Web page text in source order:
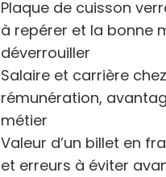
Plaque de cuisson
à repérer et la bonne
déverrouiller
Salaire et carrière
rémunération,
métier
Valeur d’un billet en
et erreurs à éviter